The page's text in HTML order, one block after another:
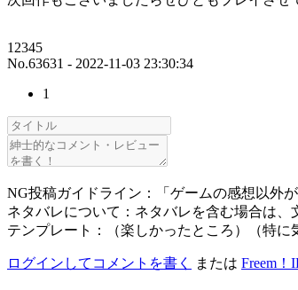
12345
No.63631 - 2022-11-03 23:30:34
1
NG投稿ガイドライン：「ゲームの感想以外
ネタバレについて：ネタバレを含む場合は、
テンプレート：（楽しかったところ）（特に
ログインしてコメントを書く または Freem！